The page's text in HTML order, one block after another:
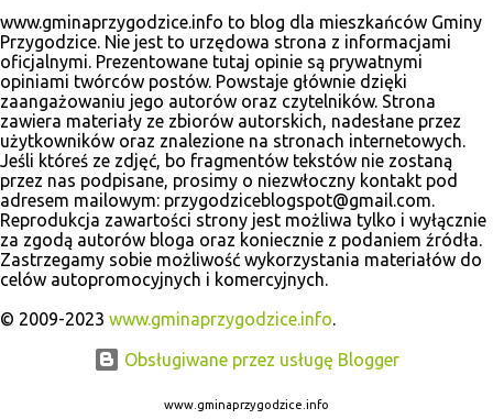
mijającej kadencji 2010-2014, wcześniej był członkiem zarządu
powiatu ostrowskiego i wicestarostą. Wśród kandydatów na
radnych gminnych zobaczyć wiele dobrze znanych postaci, ale
także nowe twarze. Poniżej materiały wyborcze, które udało nam
się zebrać.
www.gminaprzygodzice.info to blog dla mieszkańców Gminy
Przygodzice. Nie jest to urzędowa strona z informacjami
oficjalnymi. Prezentowane tutaj opinie są prywatnymi
opiniami twórców postów. Powstaje głównie dzięki
zaangażowaniu jego autorów oraz czytelników. Strona
zawiera materiały ze zbiorów autorskich, nadesłane przez
użytkowników oraz znalezione na stronach internetowych.
Jeśli któreś ze zdjęć, bo fragmentów tekstów nie zostaną
przez nas podpisane, prosimy o niezwłoczny kontakt pod
adresem mailowym: przygodziceblogspot@gmail.com.
Reprodukcja zawartości strony jest możliwa tylko i wyłącznie
za zgodą autorów bloga oraz koniecznie z podaniem źródła.
Zastrzegamy sobie możliwość wykorzystania materiałów do
celów autopromocyjnych i komercyjnych.
© 2009-2023 www.gminaprzygodzice.info.
Obsługiwane przez usługę Blogger
www.gminaprzygodzice.info